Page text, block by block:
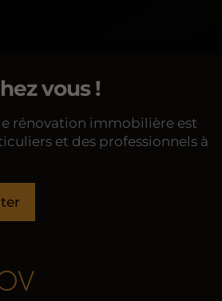
vous !
rénovation immobilière est
et des professionnels à